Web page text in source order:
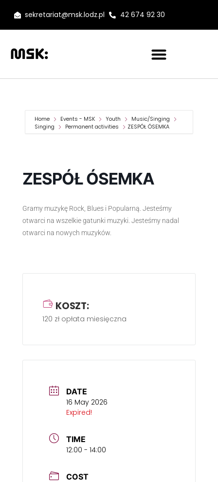
sekretariat@msk.lodz.pl 42 674 92 30
Home Events - MSK Youth
Music/Singing
Singing
Permanent activities ZESPÓŁ ÓSEMKA
ZESPÓŁ ÓSEMKA
Gramy muzykę Rock, Blues i Popularną. Jesteśmy
otwarci na wszelkie gatunki muzyki. Jesteśmy nadal
otwarci na nowych muzyków.
KOSZT:
120 zł opłata miesięczna
DATE
16 May 2026
Expired!
TIME
12:00 - 14:00
COST